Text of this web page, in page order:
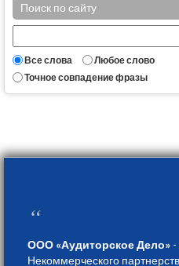
Поиск по сайту
Все слова
Любое слово
Точное совпадение фразы
“
ООО «Аудиторское Дело»
Некоммерческого